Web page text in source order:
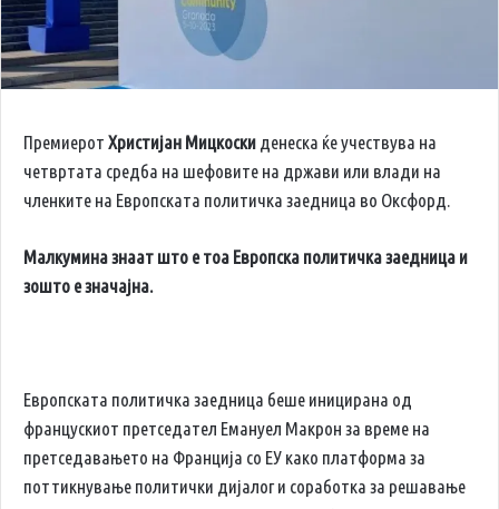
Премиерот Христијан Мицкоски денеска ќе учествува на
четвртата средба на шефовите на држави или влади на
членките на Европската политичка заедница во Оксфорд.
Малкумина знаат што е тоа Европска политичка заедница и
зошто е значајна.
Европската политичка заедница беше иницирана од
францускиот претседател Емануел Макрон за време на
претседавањето на Франција со ЕУ како платформа за
поттикнување политички дијалог и соработка за решавање